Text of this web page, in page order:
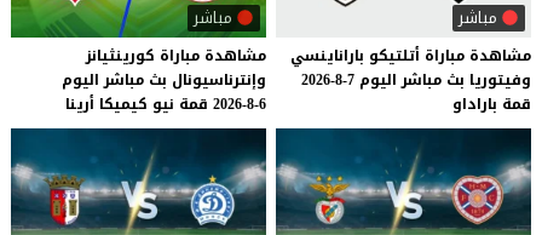
مباشر
مشاهدة مباراة أتلتيكو باراناينسي
وفيتوريا بث مباشر اليوم 7-8-2026
قمة باراداو
مباشر
مشاهدة مباراة كورينثيانز
وإنترناسيونال بث مباشر اليوم
6-8-2026
قمة نيو كيميكا أرينا